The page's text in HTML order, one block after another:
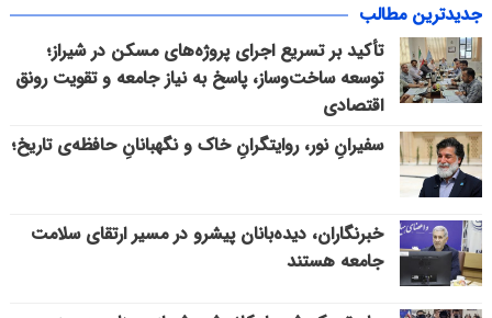
جدیدترین مطالب
تأکید بر تسریع اجرای پروژه‌های مسکن در شیراز؛
توسعه ساخت‌وساز، پاسخ به نیاز جامعه و تقویت رونق
اقتصادی
سفیرانِ نور، روایتگرانِ خاک و نگهبانانِ حافظه‌ی تاریخ؛
خبرنگاران، دیده‌بانان پیشرو در مسیر ارتقای سلامت
جامعه هستند